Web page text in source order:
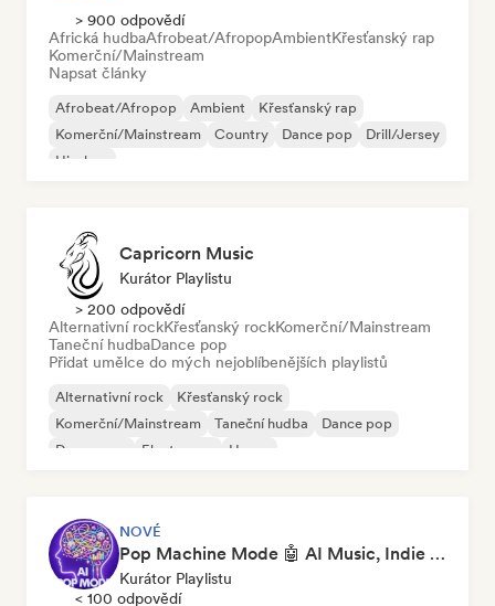
> 900 odpovědí
Africká hudbaAfrobeat/AfropopAmbientKřesťanský rap
Komerční/Mainstream
Napsat články
Afrobeat/Afropop Ambient
Křesťanský rap
Komerční/Mainstream
Country Dance pop
Drill/Jersey
Hip-hop
Capricorn Music
Kurátor Playlistu
> 200 odpovědí
Alternativní rockKřesťanský rockKomerční/Mainstream
Taneční hudbaDance pop
Přidat umělce do mých nejoblíbenějších playlistů
Alternativní rock
Křesťanský rock
Komerční/Mainstream
Taneční hudba
Dance pop
Dream pop
Electropop House
NOVÉ
Pop Machine Mode 🤖 AI Music, Indie Pop & Dream Pop
Kurátor Playlistu
< 100 odpovědí